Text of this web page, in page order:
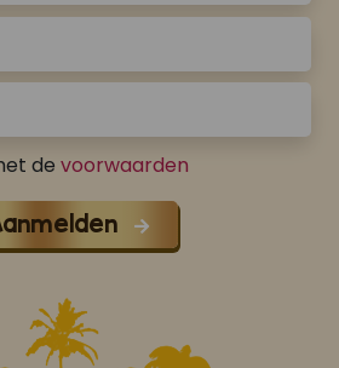
de voorwaarden